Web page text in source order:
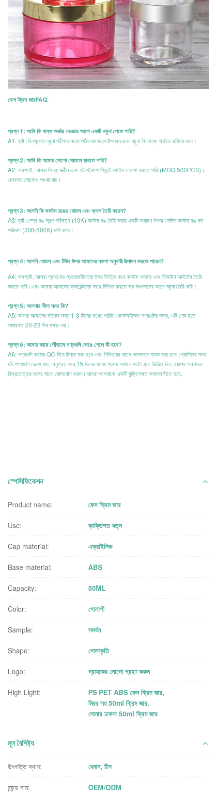
ফেস ক্রিম জারFAQ:
প্রশ্ন 1: আমি কি বাল্ক অর্ডার দেওয়ার আগে একটি নমুনা পেতে পারি?
A1: হ্যাঁ।বিনামূল্যে নমুনা পরীক্ষার জন্য পাঠানোর জন্য উপলব্ধ.এবং নমুনা ফি বাল্ক অর্ডারে এগিয়ে যাবে।
প্রশ্ন 2: আমি কি আমার লোগো বোতলে রাখতে পারি?
A2: অবশ্যই, আমরা সিল্ক স্ক্রীন এবং হট স্ট্যাম্প প্রিন্টে কাস্টম লোগো করতে পারি (MOQ 500PCS)।
এমবসড লোগোও পাওয়া যায়।
প্রশ্ন 3: আপনি কি কাস্টম রঙের বোতল এবং ক্যাপ তৈরি করেন?
A3: হ্যাঁ।স্প্রে রঙ স্বল্প পরিমাণে (10K) কাস্টম রঙ তৈরি করার একটি সাধারণ উপায়।সলিড কাস্টম রঙ বড়
পরিমাণ (300-500K) দাবি করে।
প্রশ্ন 4: আপনি বোতল এবং টিউব উপর আমাদের নকশা অনুযায়ী উত্পাদন করতে পারেন?
A4: অবশ্যই, আমরা গ্রাহকের প্রয়োজনীয়তার উপর ভিত্তি করে কাস্টম আকার এবং ডিজাইন আইটেম তৈরি
করতে পারি।এবং আমরা আমাদের ক্লায়েন্টদের সাথে নিশ্চিত করতে ভর উৎপাদনের আগে নমুনা তৈরি করি।
প্রশ্ন 5: আপনার সীসা সময় কি?
A5: আমরা আমাদের স্টকের জন্য 1-3 দিনের মধ্যে পাঠাই।কাস্টমাইজড পণ্যগুলির জন্য, এটি শেষ হতে
সাধারণত 20-23 দিন সময় নেয়।
প্রশ্ন 6: আমার কাছে পৌঁছালে পণ্যগুলি ভেঙে গেলে কী হবে?
A6: পণ্যগুলি কঠোর QC নিয়ে চিন্তা করা হবে এবং শিপিংয়ের আগে ভালভাবে প্যাক করা হবে।প্রাপ্তির সময়
যদি পণ্যগুলি ভেঙে যায়, অনুগ্রহ করে 15 দিনের মধ্যে প্রথম স্থানে ফটো এবং ভিডিও নিন, তারপর আমাদের
বিক্রয়োত্তর দলের সাথে যোগাযোগ করুন।আমরা আপনাকে একটি যুক্তিসঙ্গত সমাধান দিতে হবে.
স্পেসিফিকেশন
Product name: ফেস ক্রিম জার
Use: ব্যক্তিগত যত্ন
Cap material: এক্রাইলিক
Base material: ABS
Capacity: 50ML
Color: গোলাপী
Sample: সমর্থন
Shape: গোলাকৃতি
Logo: গ্রাহকের লোগো গ্রহণ করুন
High Light: PS PET ABS ফেস ক্রিম জার,
মিরর সহ 50ml ক্রিম জার,
সোনার ঢাকনা 50ml ক্রিম জার
মূল বৈশিষ্ট্য
উৎপত্তি স্থান: হেনান, চীন
ব্র্যান্ড নাম: OEM/ODM